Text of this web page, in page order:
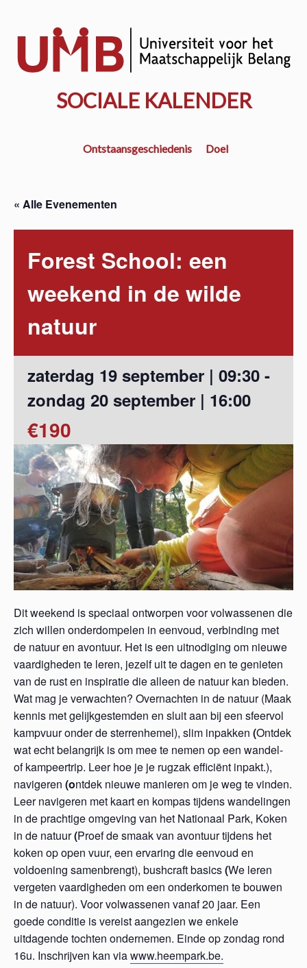
hoofd
SOCIALE KALENDER
Ontstaansgeschiedenis Doel
« Alle Evenementen
Forest School: een
weekend in de wilde
natuur
zaterdag 19 september | 09:30 -
zondag 20 september | 16:00
€190
Dit weekend is speciaal ontworpen voor volwassenen die
zich willen onderdompelen in eenvoud, verbinding met
de natuur en avontuur. Het is een uitnodiging om nieuwe
vaardigheden te leren, jezelf uit te dagen en te genieten
van de rust en inspiratie die alleen de natuur kan bieden.
Wat mag je verwachten? Overnachten in de natuur (Maak
kennis met gelijkgestemden en sluit aan bij een sfeervol
kampvuur onder de sterrenhemel), slim inpakken (Ontdek
wat echt belangrijk is om mee te nemen op een wandel-
of kampeertrip. Leer hoe je je rugzak efficiënt inpakt.),
navigeren (ontdek nieuwe manieren om je weg te vinden.
Leer navigeren met kaart en kompas tijdens wandelingen
in de prachtige omgeving van het Nationaal Park, Koken
in de natuur(Proef de smaak van avontuur tijdens het
koken op open vuur, een ervaring die eenvoud en
voldoening samenbrengt), bushcraft basics(We leren
vergeten vaardigheden om een onderkomen te bouwen
in de natuur). Voor volwassenen vanaf 20 jaar. Een
goede conditie is vereist aangezien we enkele
uitdagende tochten ondernemen. Einde op zondag rond
16u. Inschrijven kan viawww.heempark.be.